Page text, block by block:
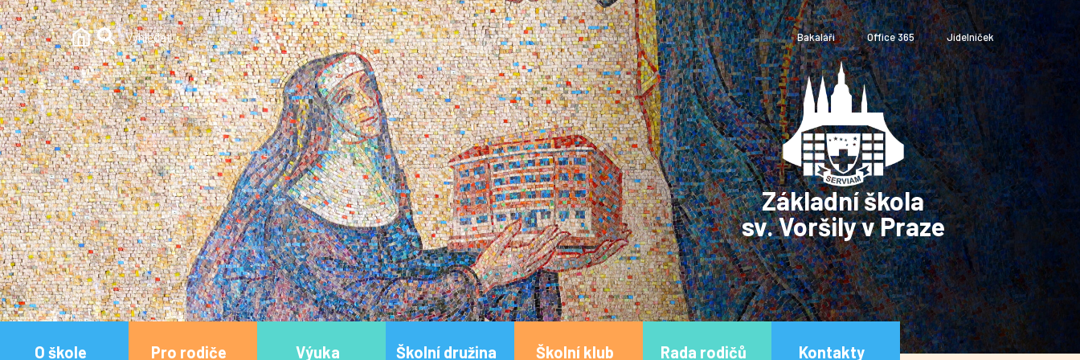
Bakaláři Office 365 Jídelníček
Základní škola
sv. Voršily v Praze
O škole Pro rodiče Výuka Školní družina Školní klub Rada rodičů Kontakty